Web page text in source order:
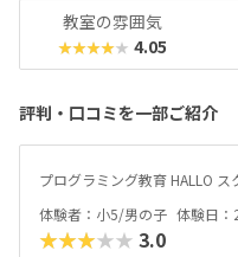
教室の雰囲気
★★★★★ 4.05
評判・口コミを一部ご紹介
プログラミング教育 HALLO ス
体験者：小5/男の子 体験日
★★★★★ 3.0